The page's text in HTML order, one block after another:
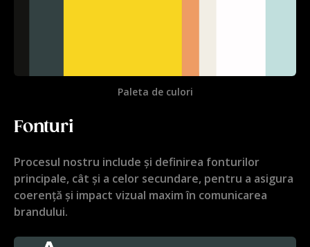
Paleta de culori
Fonturi
Procesul nostru include și definirea fonturilor
principale, cât și a celor secundare, pentru a asigura
coerență și impact vizual maxim în comunicarea
brandului.